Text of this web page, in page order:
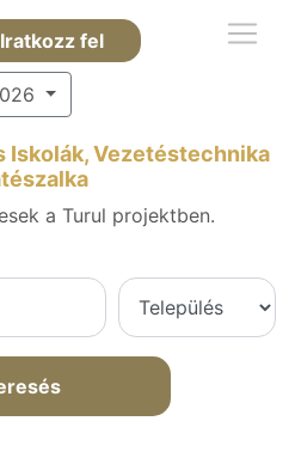
Iratkozz fel
Iskolák, Vezetéstechnika
a Turul projektben.